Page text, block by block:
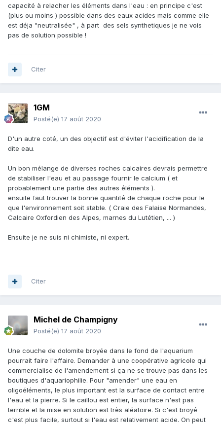
capacité à relacher les éléments dans l'eau : en principe c'est
(plus ou moins ) possible dans des eaux acides mais comme elle
est déja "neutralisée" , à part des sels synthetiques je ne vois
pas de solution possible !
Citer
1GM
Posté(e) 17 août 2020
D'un autre coté, un des objectif est d'éviter l'acidification de la
dite eau.
Un bon mélange de diverses roches calcaires devrais permettre
de stabiliser l'eau et au passage fournir le calcium ( et
probablement une partie des autres éléments ).
ensuite faut trouver la bonne quantité de chaque roche pour le
que l'environnement soit stable. ( Craie des Falaise Normandes,
Calcaire Oxfordien des Alpes, marnes du Lutétien, ... )
Ensuite je ne suis ni chimiste, ni expert.
Citer
Michel de Champigny
Posté(e) 17 août 2020
Une couche de dolomite broyée dans le fond de l'aquarium
pourrait faire l'affaire. Demander à une coopérative agricole qui
commercialise de l'amendement si ça ne se trouve pas dans les
boutiques d'aquariophilie. Pour "amender" une eau en
oligoéléments, le plus important est la surface de contact entre
l'eau et la pierre. Si le caillou est entier, la surface n'est pas
terrible et la mise en solution est très aléatoire. Si c'est broyé
c'est plus facile, surtout si l'eau est relativement acide. On peut